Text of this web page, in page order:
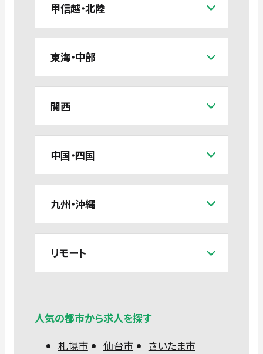
甲信越・北陸
東海・中部
関西
中国・四国
九州・沖縄
リモート
人気の都市から求人を探す
札幌市
仙台市
さいたま市